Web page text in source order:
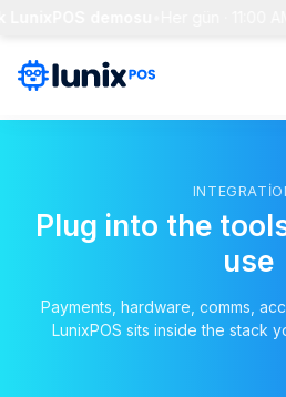
Plug into the
use
Payments, hardware, comms,
LunixPOS sits inside the stack